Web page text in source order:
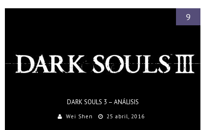
DARK SOULS 3 – ANÁLISIS
Wei Shen 25 abril, 2016
9